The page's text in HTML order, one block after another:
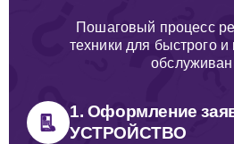
Пошаговый процесс
техники для быстрого и
1. Оформление
УСТРОЙСТВО